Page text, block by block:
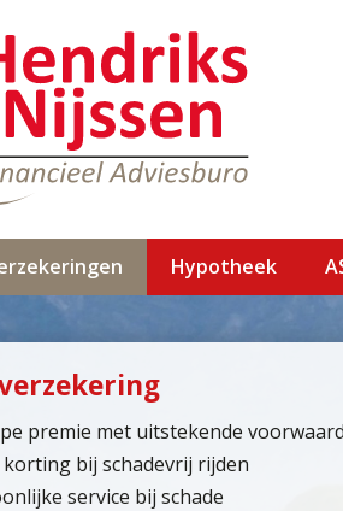
Hypotheek
premie met uitstekende
korting bij schadevrij rijden
service bij schade